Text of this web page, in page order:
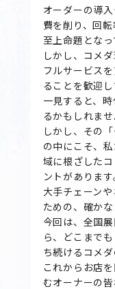
オーダーの導
費を削り、回
至上命題となっ
しかし、コメ
フルサービス
ることを歓迎し
一見すると、
るかもしれませ
しかし、その
の中にこそ、
域に根ざした
ントがあります
大手チェーン
ための、確か
今回は、全国
ら、どこまで
ち続けるコメダ
これからお店
むオーナーの皆